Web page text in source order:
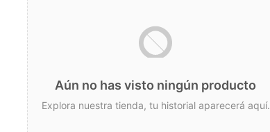
Aún no has visto ningún producto
Explora nuestra tienda, tu historial aparecerá aquí.